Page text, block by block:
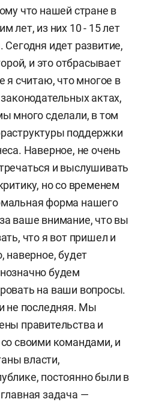
что нашей стране в
лет, из них 10 - 15 лет
идет развитие,
и это отбрасывает
я считаю, что многое в
актах,
много сделали, в том
поддержки
Наверное, не очень
и выслушивать
но со временем
форма нашего
ваше внимание, что вы
что я вот пришел и
наверное, будет
будем
на ваши вопросы.
не последняя. Мы
правительства и
своими командами, и
власти,
постоянно были в
задача —